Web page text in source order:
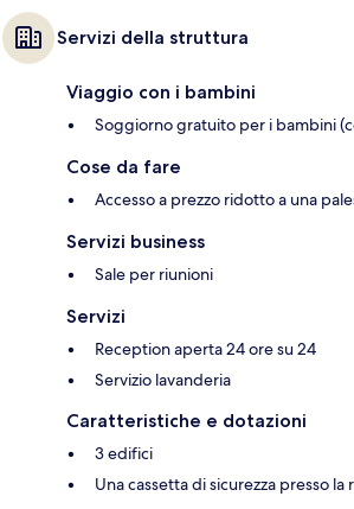
Servizi della struttura
Viaggio con i bambini
Soggiorno gratuito per i bambini
Cose da fare
Accesso a prezzo ridotto a una
Servizi business
Sale per riunioni
Servizi
Reception aperta 24 ore su 24
Servizio lavanderia
Caratteristiche e dotazioni
3 edifici
Una cassetta di sicurezza presso